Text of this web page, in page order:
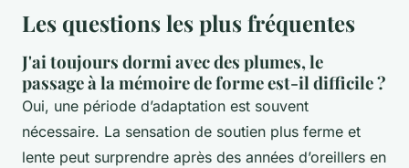
Les questions les plus fréquentes
J'ai toujours dormi avec des plumes, le
passage à la mémoire de forme est-il difficile ?
Oui, une période d’adaptation est souvent
nécessaire. La sensation de soutien plus ferme et
lente peut surprendre après des années d’oreillers en